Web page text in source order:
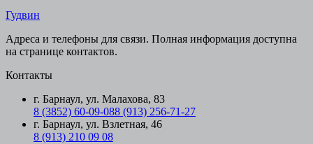
Гудвин
Адреса и телефоны для связи. Полная информация доступна
на странице контактов.
Контакты
г. Барнаул, ул. Малахова, 83
8 (3852) 60-09-088 (913) 256-71-27
г. Барнаул, ул. Взлетная, 46
8 (913) 210 09 08